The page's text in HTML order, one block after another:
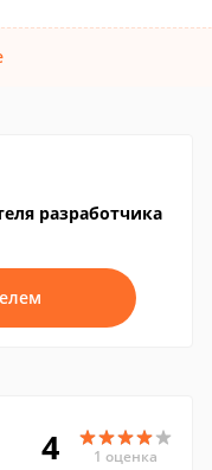
разработчика
4 1 оценка